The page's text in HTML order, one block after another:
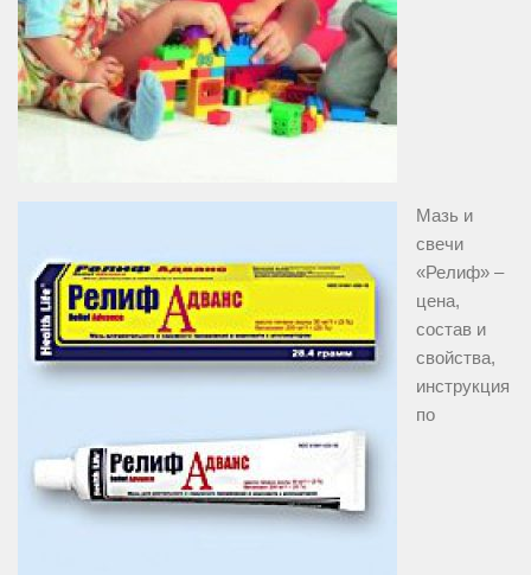
Мазь и
свечи
«Релиф» –
цена,
состав и
свойства,
инструкция
по